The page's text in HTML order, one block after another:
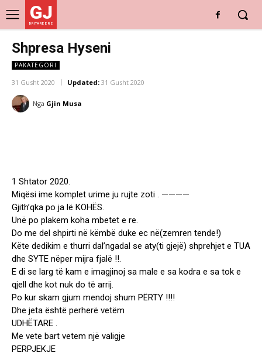
GJ
DRITARE E RE
Shpresa Hyseni
PAKATEGORI
31 Gusht 2020 Updated: 31 Gusht 2020
Nga Gjin Musa
1 Shtator 2020.
Miqësi ime komplet urime ju rujte zoti . ————
Gjith’qka po ja lë KOHËS.
Unë po plakem koha mbetet e re.
Do me del shpirti në këmbë duke ec në(zemren tende!)
Këte dedikim e thurri dal’ngadal se aty(ti gjejë) shprehjet e TUA
dhe SYTE nëper mijra fjalë !!.
E di se larg të kam e imagjinoj sa male e sa kodra e sa tok e
qjell dhe kot nuk do të arrij.
Po kur skam gjum mendoj shum PËRTY !!!!
Dhe jeta është perherë vetëm
UDHËTARE .
Me vete bart vetem një valigje
PERPJEKJE